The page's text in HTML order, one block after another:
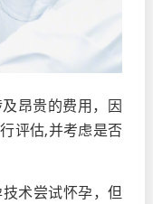
昂贵的费用，因
评估,并考虑是否
术尝试怀孕，但